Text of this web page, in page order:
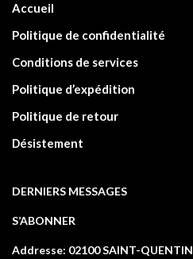
Accueil
Politique de confidentialité
Conditions de services
Politique d’expédition
Politique de retour
Désistement
DERNIERS MESSAGES
S’ABONNER
Addresse: 02100 SAINT-QUENTIN